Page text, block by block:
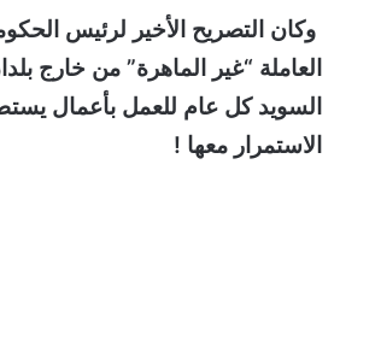
وكان التصريح الأخير لرئيس
العاملة “غير الماهرة” من خارج
السويد كل عام للعمل بأعمال
الاستمرار معها !